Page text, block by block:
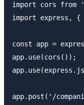
import cors from
import express, {
const app =
app.use(cors());
app.post('/